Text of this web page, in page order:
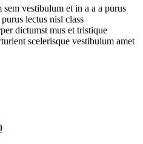
vestibulum et in a a a purus
lectus nisl class
dictumst mus et tristique
scelerisque vestibulum amet